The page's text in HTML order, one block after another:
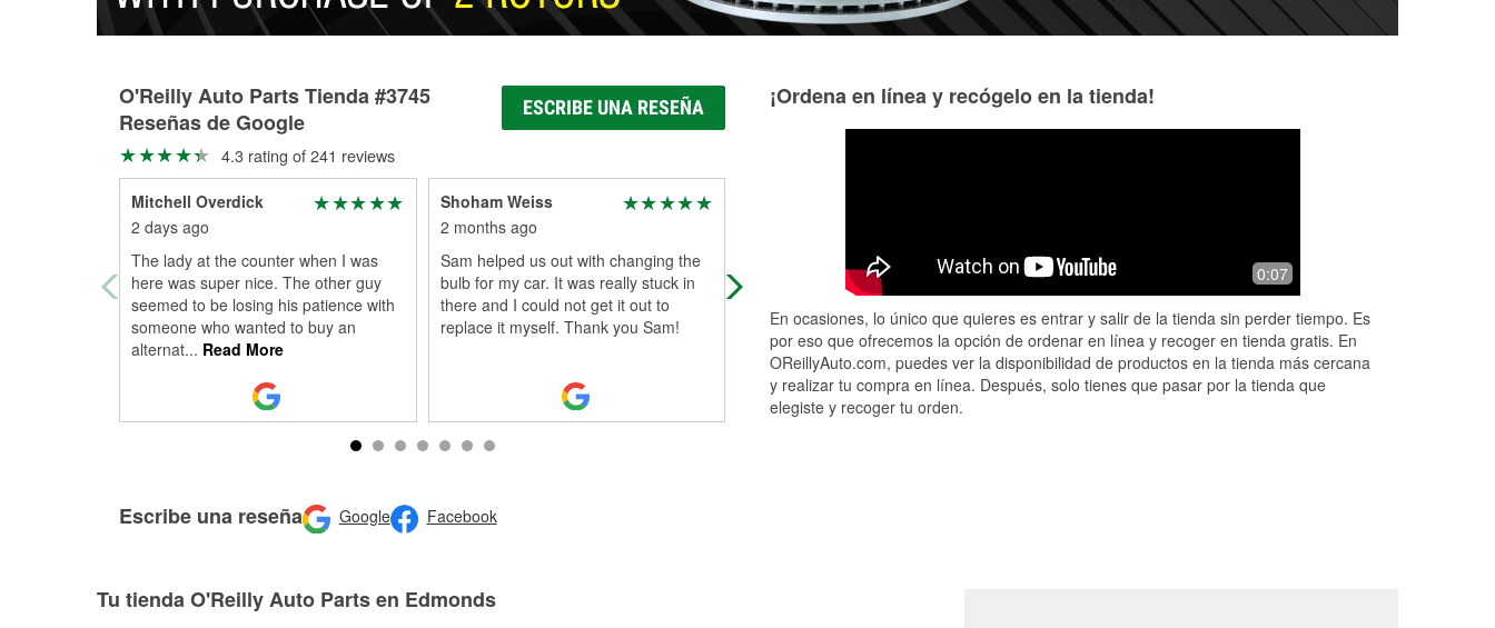
O'Reilly Auto Parts Tienda #3745
Reseñas de Google
ESCRIBE UNA RESEÑA
4.3 rating of 241 reviews
Mitchell Overdick
2 days ago
The lady at the counter when I was
here was super nice. The other guy
seemed to be losing his patience with
someone who wanted to buy an
alternat... Read More
Shoham Weiss
2 months ago
Sam helped us out with changing the
bulb for my car. It was really stuck in
there and I could not get it out to
replace it myself. Thank you Sam!
The manager, Luis, was super helpful.
I needed a new car battery and he
came out and installed it for me fo...
Read More
Awesome staff, eager to help me solve
a very mysterious situation.
change my car
Escribe una reseña Google Facebook
¡Ordena en línea y recógelo en la tienda!
0:07
En ocasiones, lo único que quieres es entrar y salir de la tienda sin perder tiempo. Es
por eso que ofrecemos la opción de ordenar en línea y recoger en tienda gratis. En
OReillyAuto.com, puedes ver la disponibilidad de productos en la tienda más cercana
y realizar tu compra en línea. Después, solo tienes que pasar por la tienda que
elegiste y recoger tu orden.
Tu tienda O'Reilly Auto Parts en Edmonds